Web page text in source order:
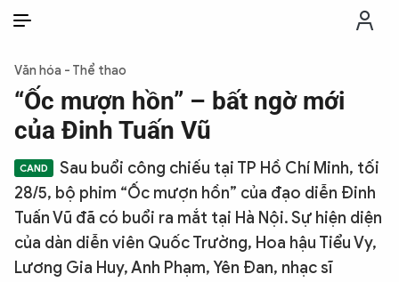
THỜI SỰ
CÔNG AN TRONG LÒNG DÂN
Văn hóa - Thể thao
“Ốc mượn hồn” – bất ngờ mới
của Đinh Tuấn Vũ
Sau buổi công chiếu tại TP Hồ Chí Minh, tối
28/5, bộ phim “Ốc mượn hồn” của đạo diễn Đinh
Tuấn Vũ đã có buổi ra mắt tại Hà Nội. Sự hiện diện
của dàn diễn viên Quốc Trường, Hoa hậu Tiểu Vy,
Lương Gia Huy, Anh Phạm, Yên Đan, nhạc sĩ